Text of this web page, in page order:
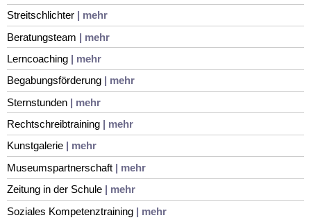
Streitschlichter | mehr
Beratungsteam | mehr
Lerncoaching | mehr
Begabungsförderung | mehr
Sternstunden | mehr
Rechtschreibtraining | mehr
Kunstgalerie | mehr
Museumspartnerschaft | mehr
Zeitung in der Schule | mehr
Soziales Kompetenztraining | mehr